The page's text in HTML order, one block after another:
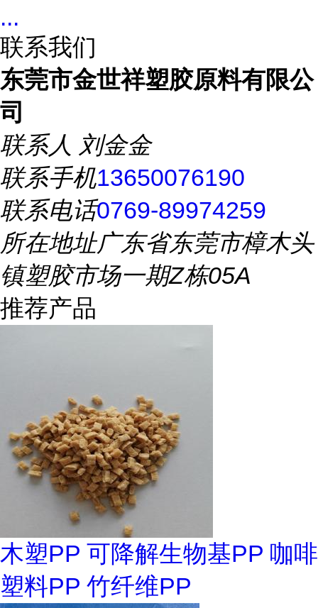
...
联系我们
东莞市金世祥塑胶原料有限公
司
联系人 刘金金
联系手机13650076190
联系电话0769-89974259
所在地址广东省东莞市樟木头
镇塑胶市场一期Z栋05A
推荐产品
木塑PP 可降解生物基PP 咖啡
塑料PP 竹纤维PP